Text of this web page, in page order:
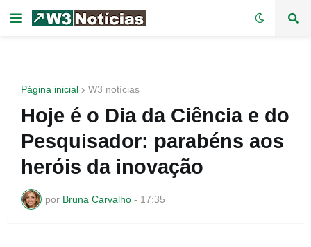
Página inicial W3 notícias
Hoje é o Dia da Ciência e do
Pesquisador: parabéns aos
heróis da inovação
por Bruna Carvalho - 17:35